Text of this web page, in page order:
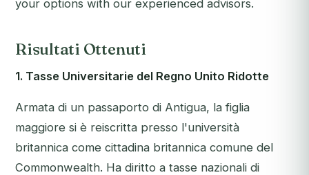
your options with our experienced advisors.
Risultati Ottenuti
1. Tasse Universitarie del Regno Unito Ridotte
Armata di un passaporto di Antigua, la figlia
maggiore si è reiscritta presso l'università
britannica come cittadina britannica comune del
Commonwealth. Ha diritto a tasse nazionali di